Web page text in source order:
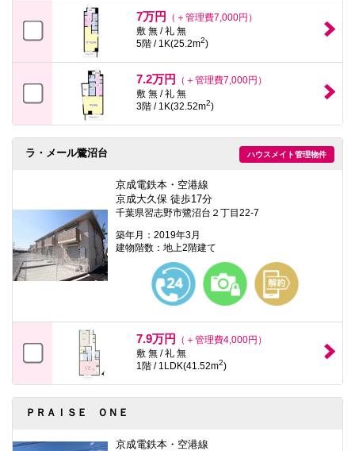
7万円
（＋管理費7,000円）
敷 無 / 礼 無
5階 / 1K(25.2m2)
7.2万円
（＋管理費7,000円）
敷 無 / 礼 無
3階 / 1K(32.52m2)
ハウスメイト管理物件
ラ・メール鷺沼台
京成電鉄本・空港線
京成大久保 徒歩17分
千葉県習志野市鷺沼台２丁目22-7
築年月：2019年3月
建物階数：地上2階建て
7.9万円
（＋管理費4,000円）
敷 無 / 礼 無
1階 / 1LDK(41.52m2)
ＰＲＡＩＳＥ ＯＮＥ
京成電鉄本・空港線